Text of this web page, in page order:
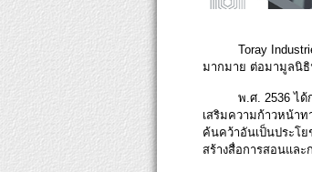
Toray
มากมาย ต่อมามูลนิธิ
พ.ศ. 2536 ได้
เสริมความก้าวหน้า
ค้นคว้าอันเป็นประโ
สร้างสื่อการสอนและ